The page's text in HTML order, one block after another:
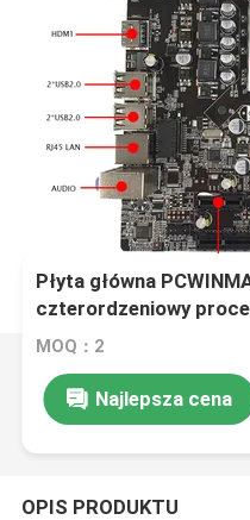
Płyta główna
czterordzeniowy
RAM + zestaw
MOQ：2
Najlepsza cena
OPIS PRODUKTU